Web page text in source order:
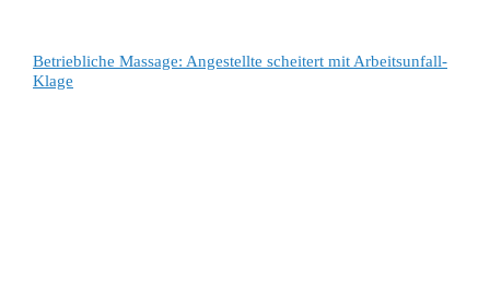
Betriebliche Massage: Angestellte scheitert mit Arbeitsunfall-
Klage